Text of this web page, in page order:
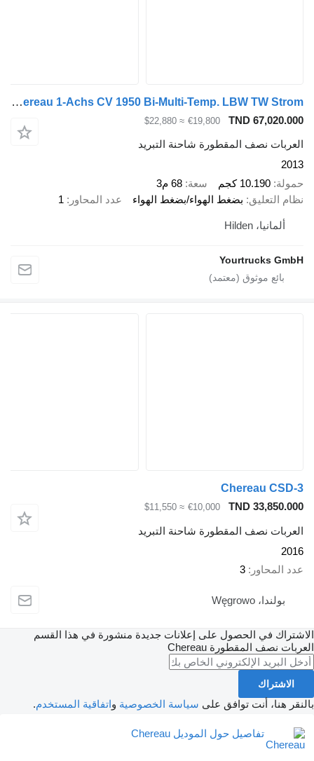
Chereau 1-Achs CV 1950 Bi-Multi-Temp. LBW TW Strom
TND
€19,800
≈ $22,880
نصف المقطورة شاحنة التبريد
10.190 كجم سعة 68 م3
التعليق بضغط الهواء/بضغط الهواء عدد المحاور 1
ألمانيا، Hilden
Yourtrucks
Chereau CSD-
TND
€10,000
≈ $11,550
نصف المقطورة شاحنة التبريد
المحاور 3
بولندا، Węgrowo
في الحصول على إعلانات جديدة منشورة في هذا القسم
نصف المقطورة Chereau
الاشتراك
هنا، أنت توافق علىسياسة الخصوصيةواتفاقية المستخدم.
تفاصيل حول الموديل Chereau